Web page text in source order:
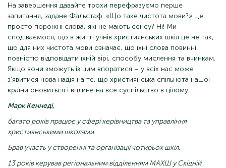
На завершення давайте трохи перефразуємо перше
запитання, задане Фальстаф: «Що таке чистота мови?» Це
просто порожні слова, які не мають сенсу? Ні! Ми
сподіваємося, що в житті учнів християнських шкіл це не так,
що для них чистота мови означає, що їхні слова повинні
повністю відповідати їхній вірі, способу мислення та вчинкам.
Якщо вони зможуть із цим впоратися – у всіх нас може
з'явитися нова надія на те, що християнська спільнота нашої
країни оновиться і вплине на все суспільство в цілому.
Марк Кеннеді,
багато років працює у сфері керівництва та управління
християнськими школами.
Брав участь у створенні та організації чотирьох шкіл.
13 років керував регіональним відділенням МАХШ у Східній